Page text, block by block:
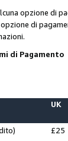
opzione di
opzione di
di Pagamento
UK
£25